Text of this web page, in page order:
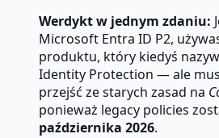
Werdykt w jednym zdaniu:
Microsoft Entra ID P2,
produktu, który kiedyś
Identity Protection — ale
przejść ze starych zasad na
ponieważ legacy policies
października 2026.